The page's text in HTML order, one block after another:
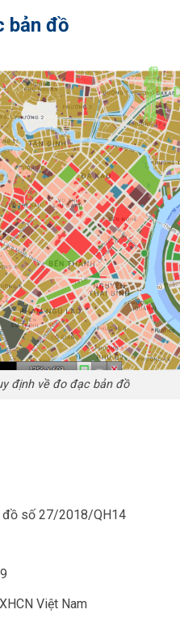
bản đồ
định về đo đạc bản đồ
đồ số 27/2018/QH14
Việt Nam